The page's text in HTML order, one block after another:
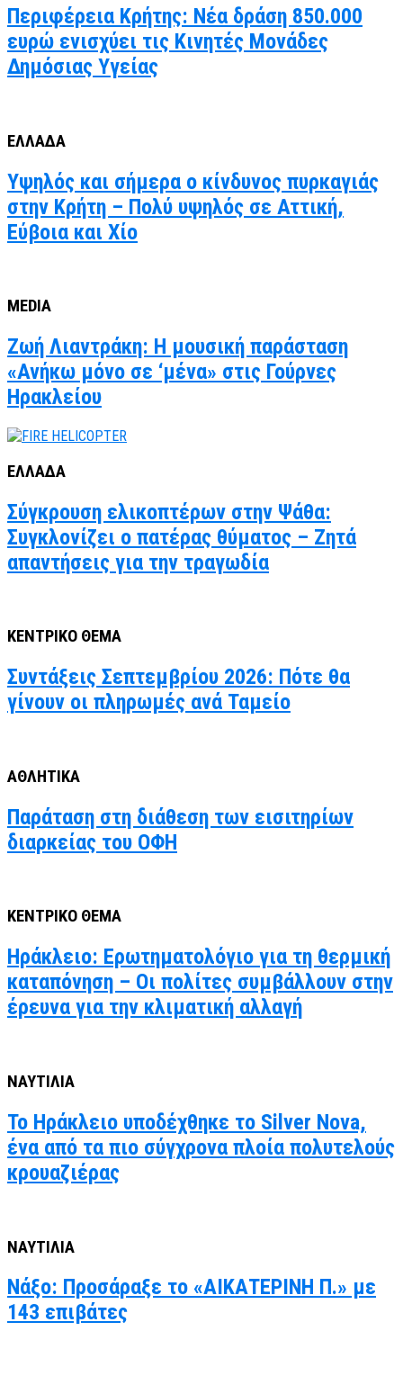
Περιφέρεια Κρήτης: Νέα δράση 850.000
ευρώ ενισχύει τις Κινητές Μονάδες
Δημόσιας Υγείας
ΕΛΛΑΔΑ
Υψηλός και σήμερα ο κίνδυνος πυρκαγιάς
στην Κρήτη – Πολύ υψηλός σε Αττική,
Εύβοια και Χίο
MEDIA
Ζωή Λιαντράκη: Η μουσική παράσταση
«Ανήκω μόνο σε ‘μένα» στις Γούρνες
Ηρακλείου
ΕΛΛΑΔΑ
Σύγκρουση ελικοπτέρων στην Ψάθα:
Συγκλονίζει ο πατέρας θύματος – Ζητά
απαντήσεις για την τραγωδία
ΚΕΝΤΡΙΚΟ ΘΕΜΑ
Συντάξεις Σεπτεμβρίου 2026: Πότε θα
γίνουν οι πληρωμές ανά Ταμείο
ΑΘΛΗΤΙΚΑ
Παράταση στη διάθεση των εισιτηρίων
διαρκείας του ΟΦΗ
ΚΕΝΤΡΙΚΟ ΘΕΜΑ
Ηράκλειο: Ερωτηματολόγιο για τη θερμική
καταπόνηση – Οι πολίτες συμβάλλουν στην
έρευνα για την κλιματική αλλαγή
ΝΑΥΤΙΛΙΑ
Το Ηράκλειο υποδέχθηκε το Silver Nova,
ένα από τα πιο σύγχρονα πλοία πολυτελούς
κρουαζιέρας
ΝΑΥΤΙΛΙΑ
Νάξο: Προσάραξε το «ΑΙΚΑΤΕΡΙΝΗ Π.» με
143 επιβάτες